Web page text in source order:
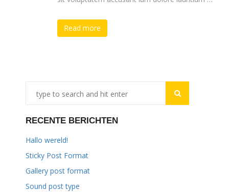
Read more
RECENTE BERICHTEN
Hallo wereld!
Sticky Post Format
Gallery post format
Sound post type